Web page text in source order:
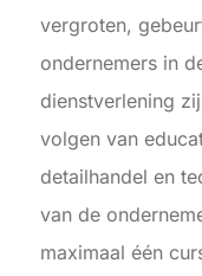
vergroten,
ondernemers in
dienstverlening
volgen van
detailhandel en
van de
maximaal één